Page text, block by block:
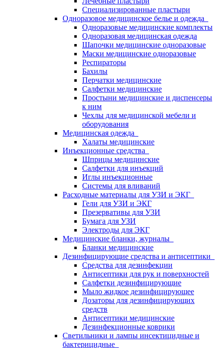
Специализированные пластыри
Одноразовое медицинское белье и одежда
Одноразовые медицинские комплекты
Одноразовая медицинская одежда
Шапочки медицинские одноразовые
Маски медицинские одноразовые
Респираторы
Бахилы
Перчатки медицинские
Салфетки медицинские
Простыни медицинские и диспенсеры
к ним
Чехлы для медицинской мебели и
оборудования
Медицинская одежда
Халаты медицинские
Инъекционные средства
Шприцы медицинские
Салфетки для инъекций
Иглы инъекционные
Системы для вливаний
Расходные материалы для УЗИ и ЭКГ
Гели для УЗИ и ЭКГ
Презервативы для УЗИ
Бумага для УЗИ
Электроды для ЭКГ
Медицинские бланки, журналы
Бланки медицинские
Дезинфицирующие средства и антисептики
Средства для дезинфекции
Антисептики для рук и поверхностей
Салфетки дезинфицирующие
Мыло жидкое дезинфицирующее
Дозаторы для дезинфицирующих
средств
Антисептики медицинские
Дезинфекционные коврики
Светильники и лампы инсектицидные и
бактерицидные